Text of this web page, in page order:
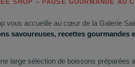
SHOP – PAUSE GOURMANDE AU
vous accueille au cœur de la Galerie
savoureuses, recettes gourmandes
large sélection de boissons préparées